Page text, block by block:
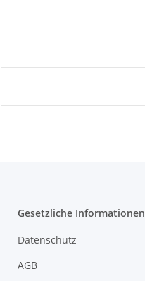
Gesetzliche Informationen
Datenschutz
AGB